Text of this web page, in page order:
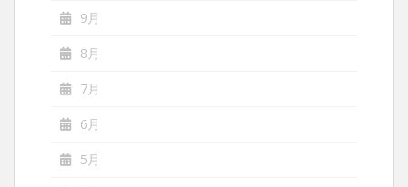
9月
8月
7月
6月
5月